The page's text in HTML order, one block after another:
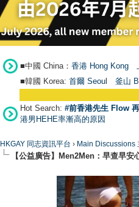
■中國 China： 香港 Hong Kong
■韓國 Korea: 首爾 Seou 釜山
Hot Search: #前香港先生 Flow
港男HEHE率漸高的原因
HKGAY 同志資訊平台 › Main Discussions
【公益廣告】Men2Men：早查早安